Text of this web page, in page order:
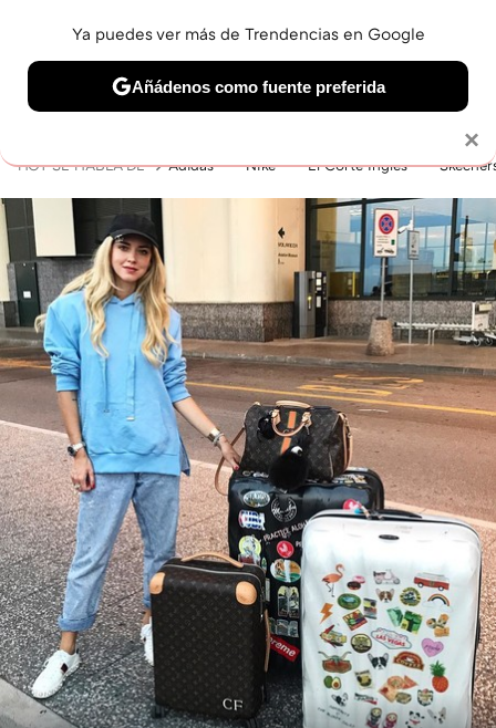
BELLEZA SHOPPING VIAJES GASTRO SNEAKERS
HOY SE HABLA DE Adidas Nike El Corte Inglés
×
Ya puedes ver más de Trendencias en Google
Añádenos como fuente preferida